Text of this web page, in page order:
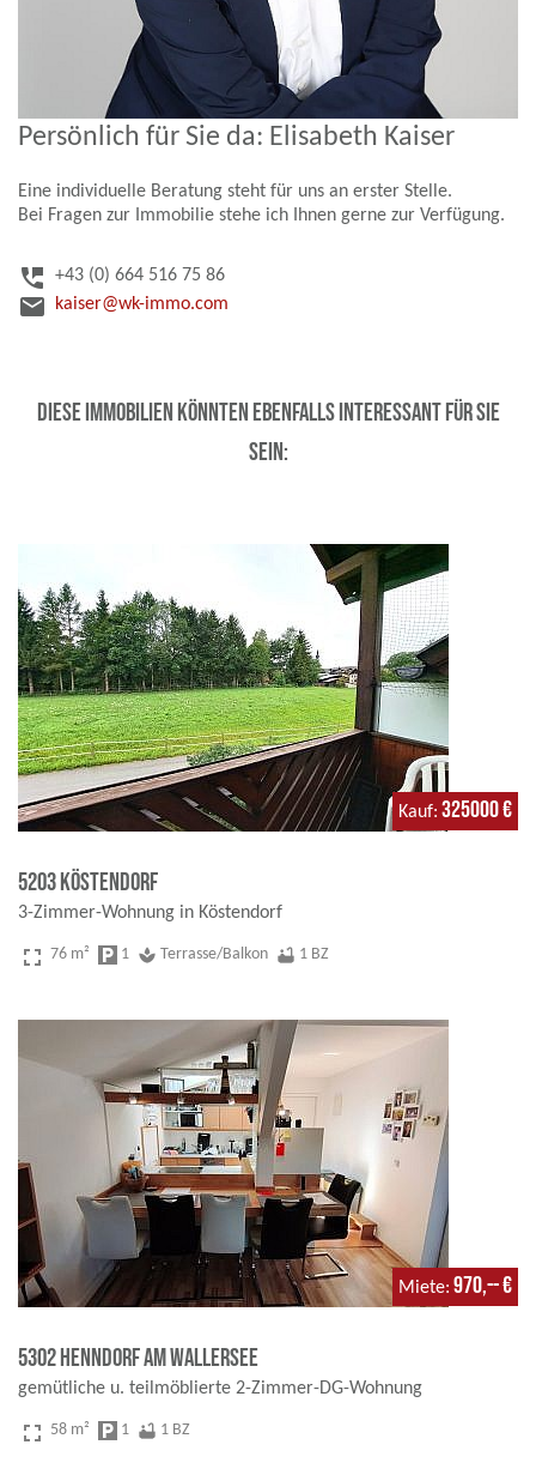
Persönlich für Sie da: Elisabeth Kaiser
Eine individuelle Beratung steht für uns an erster Stelle.
Bei Fragen zur Immobilie stehe ich Ihnen gerne zur Verfügung.
perm_phone_msg +43 (0) 664 516 75 86
email kaiser@wk-immo.com
Diese Immobilien könnten ebenfalls interessant für Sie
sein:
Kauf 325000 €
5203 Köstendorf
3-Zimmer-Wohnung in Köstendorf
fullscreen 76 m² local_parking 1 spa Terrasse/Balkon bathtub 1 BZ
Miete 970,-- €
5302 Henndorf am Wallersee
gemütliche u. teilmöblierte 2-Zimmer-DG-Wohnung
fullscreen 58 m² local_parking 1 bathtub 1 BZ